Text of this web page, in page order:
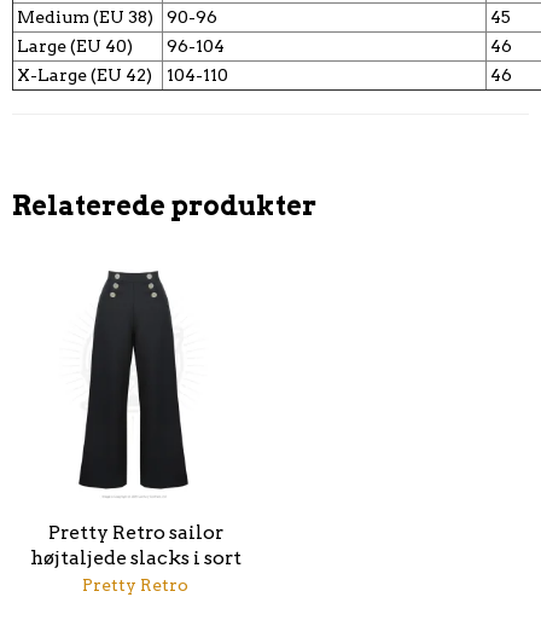
Medium (EU 38)
90-96
45
Large (EU 40)
96-104
46
X-Large (EU 42)
104-110 46
Relaterede produkter
Pretty Retro sailor
højtaljede slacks i sort
Pretty Retro